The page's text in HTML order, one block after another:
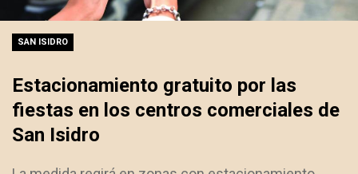
SAN ISIDRO
Estacionamiento gratuito por las
fiestas en los centros comerciales de
San Isidro